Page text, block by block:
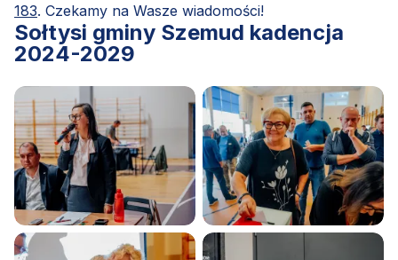
183. Czekamy na Wasze wiadomości!
Sołtysi gminy Szemud kadencja
2024-2029